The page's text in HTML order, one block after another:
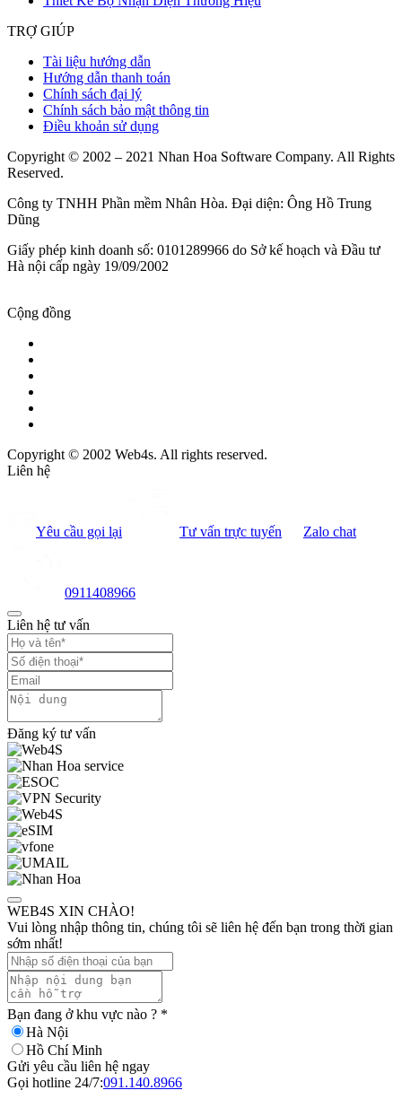
TRỢ GIÚP
Tài liệu hướng dẫn
Hướng dẫn thanh toán
Chính sách đại lý
Chính sách bảo mật thông tin
Điều khoản sử dụng
Copyright © 2002 – 2021 Nhan Hoa Software Company. All Rights
Reserved.
Công ty TNHH Phần mềm Nhân Hòa. Đại diện: Ông Hồ Trung
Dũng
Giấy phép kinh doanh số: 0101289966 do Sở kế hoạch và Đầu tư
Hà nội cấp ngày 19/09/2002
Cộng đồng
Copyright © 2002 Web4s. All rights reserved.
Liên hệ
Yêu cầu gọi lại Tư vấn trực tuyến Zalo chat
0911408966
Liên hệ tư vấn
Đăng ký tư vấn
WEB4S XIN CHÀO!
Vui lòng nhập thông tin, chúng tôi sẽ liên hệ đến bạn trong thời gian
sớm nhất!
Bạn đang ở khu vực nào ? *
Hà Nội
Hồ Chí Minh
Gửi yêu cầu liên hệ ngay
Gọi hotline 24/7:091.140.8966